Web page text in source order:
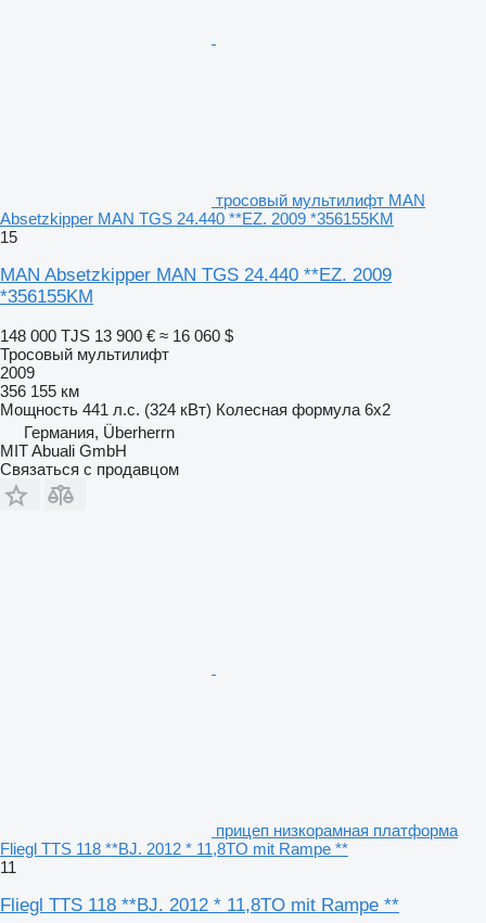
тросовый мультилифт MAN
Absetzkipper MAN TGS 24.440 **EZ. 2009 *356155KM
15
MAN Absetzkipper MAN TGS 24.440 **EZ. 2009
*356155KM
148 000 TJS 13 900 € ≈ 16 060 $
Тросовый мультилифт
2009
356 155 км
Мощность 441 л.с. (324 кВт) Колесная формула 6x2
Германия, Überherrn
MIT Abuali GmbH
Связаться с продавцом
прицеп низкорамная платформа
Fliegl TTS 118 **BJ. 2012 * 11,8TO mit Rampe **
11
Fliegl TTS 118 **BJ. 2012 * 11,8TO mit Rampe **